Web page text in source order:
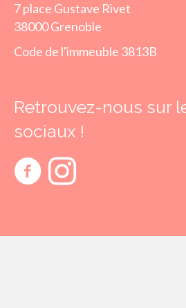
7 place Gustave Rivet
38000 Grenoble
Code de l'immeuble 3813B
Retrouvez-nous sur
sociaux !